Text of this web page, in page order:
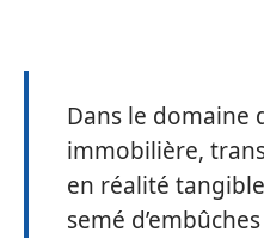
Dans le domaine
immobilière,
en réalité
semé